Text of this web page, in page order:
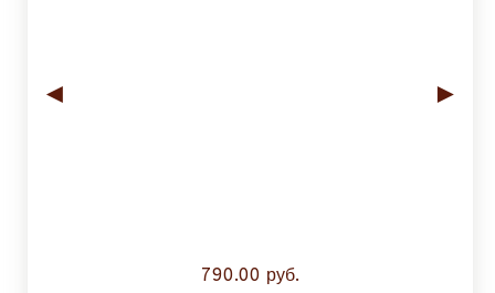
◄ ►
790.00 руб.